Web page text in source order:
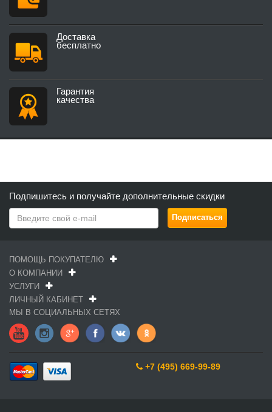
Доставка
бесплатно
Гарантия
качества
Подпишитесь и получайте дополнительные скидки
ПОМОЩЬ ПОКУПАТЕЛЮ
О КОМПАНИИ
УСЛУГИ
ЛИЧНЫЙ КАБИНЕТ
МЫ В СОЦИАЛЬНЫХ СЕТЯХ
+7 (495) 669-99-89